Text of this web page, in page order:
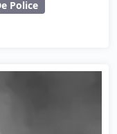
Police